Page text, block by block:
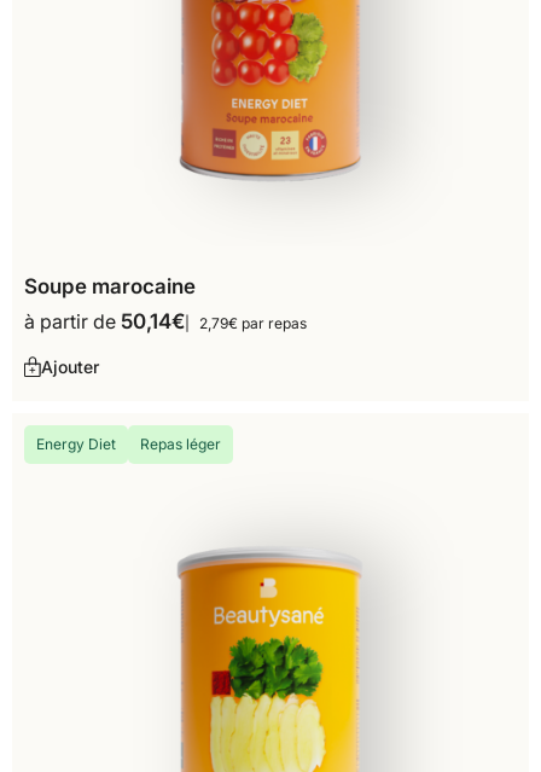
Soupe marocaine
à partir de 50,14€ 2,79€ par repas
Ajouter
Energy Diet Repas léger